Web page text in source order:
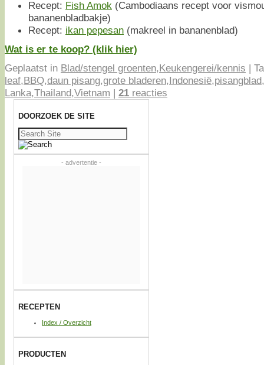
Recept: Fish Amok (Cambodiaans recept voor
bananenbladbakje)
Recept: ikan pepesan (makreel in bananenblad)
Wat is er te koop? (klik hier)
Geplaatst in Blad/stengel groenten,Keukengerei/kennis |
leaf,BBQ,daun pisang,grote bladeren,Indonesië,pisangblad,
Lanka,Thailand,Vietnam | 21 reacties
DOORZOEK DE SITE
Zoeken
naar:
- advertentie -
RECEPTEN
Index / Overzicht
PRODUCTEN